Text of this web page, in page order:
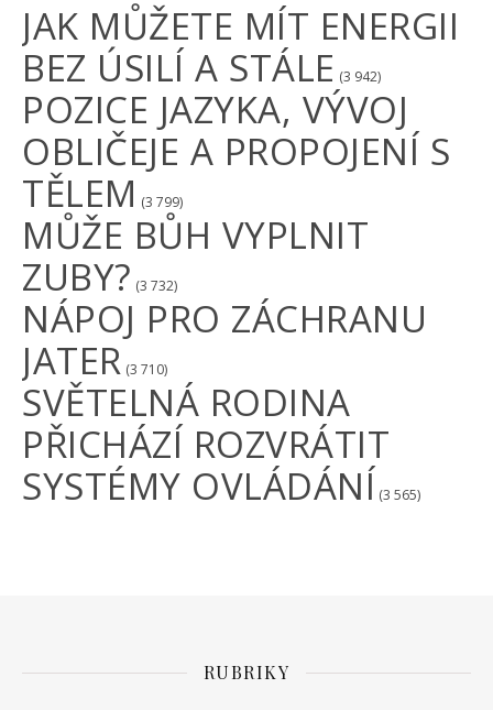
JAK MŮŽETE MÍT ENERGII
BEZ ÚSILÍ A STÁLE (3 942)
POZICE JAZYKA, VÝVOJ
OBLIČEJE A PROPOJENÍ S
TĚLEM (3 799)
MŮŽE BŮH VYPLNIT
ZUBY? (3 732)
NÁPOJ PRO ZÁCHRANU
JATER (3 710)
SVĚTELNÁ RODINA
PŘICHÁZÍ ROZVRÁTIT
SYSTÉMY OVLÁDÁNÍ (3 565)
RUBRIKY